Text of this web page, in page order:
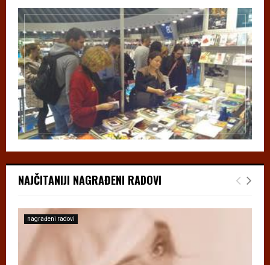
NAJČITANIJI NAGRAĐENI RADOVI
nagrađeni radovi